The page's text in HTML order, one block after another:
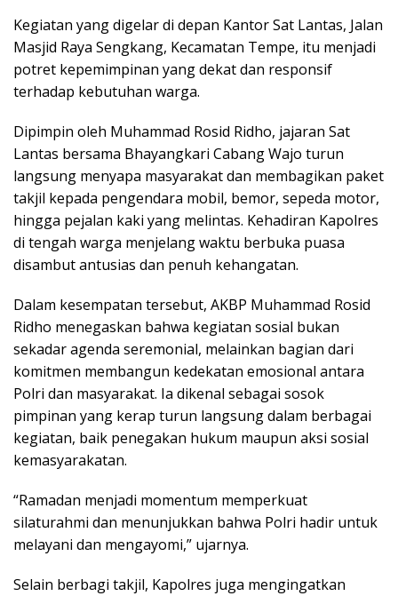
Kegiatan yang digelar di depan Kantor Sat Lantas, Jalan
Masjid Raya Sengkang, Kecamatan Tempe, itu menjadi
potret kepemimpinan yang dekat dan responsif
terhadap kebutuhan warga.
Dipimpin oleh Muhammad Rosid Ridho, jajaran Sat
Lantas bersama Bhayangkari Cabang Wajo turun
langsung menyapa masyarakat dan membagikan paket
takjil kepada pengendara mobil, bemor, sepeda motor,
hingga pejalan kaki yang melintas. Kehadiran Kapolres
di tengah warga menjelang waktu berbuka puasa
disambut antusias dan penuh kehangatan.
Dalam kesempatan tersebut, AKBP Muhammad Rosid
Ridho menegaskan bahwa kegiatan sosial bukan
sekadar agenda seremonial, melainkan bagian dari
komitmen membangun kedekatan emosional antara
Polri dan masyarakat. Ia dikenal sebagai sosok
pimpinan yang kerap turun langsung dalam berbagai
kegiatan, baik penegakan hukum maupun aksi sosial
kemasyarakatan.
“Ramadan menjadi momentum memperkuat
silaturahmi dan menunjukkan bahwa Polri hadir untuk
melayani dan mengayomi,” ujarnya.
Selain berbagi takjil, Kapolres juga mengingatkan